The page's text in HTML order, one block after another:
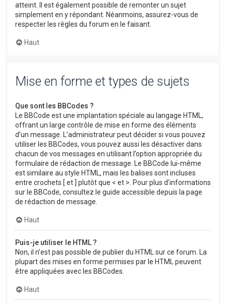
atteint. Il est également possible de remonter un sujet
simplement en y répondant. Néanmoins, assurez-vous de
respecter les règles du forum en le faisant.
Haut
Mise en forme et types de sujets
Que sont les BBCodes ?
Le BBCode est une implantation spéciale au langage HTML,
offrant un large contrôle de mise en forme des éléments
d’un message. L’administrateur peut décider si vous pouvez
utiliser les BBCodes, vous pouvez aussi les désactiver dans
chacun de vos messages en utilisant l’option appropriée du
formulaire de rédaction de message. Le BBCode lui-même
est similaire au style HTML, mais les balises sont incluses
entre crochets [ et ] plutôt que < et >. Pour plus d’informations
sur le BBCode, consultez le guide accessible depuis la page
de rédaction de message.
Haut
Puis-je utiliser le HTML ?
Non, il n’est pas possible de publier du HTML sur ce forum. La
plupart des mises en forme permises par le HTML peuvent
être appliquées avec les BBCodes.
Haut